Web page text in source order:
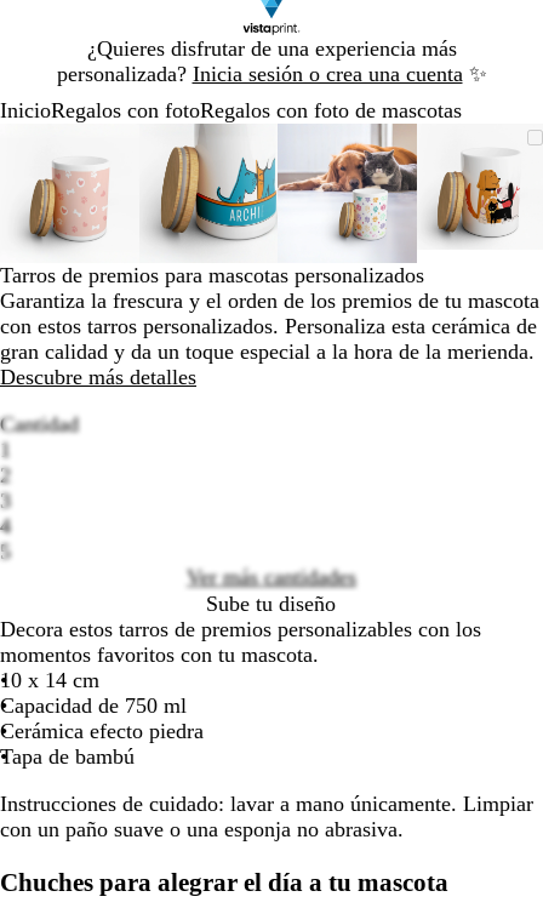
¿Quieres disfrutar de una experiencia más
personalizada? Inicia sesión o crea una cuenta ✨
1
InicioRegalos con fotoRegalos con foto de mascotas
ampliable
hasta
mínimo
clic
para
expandir
las
teclas
de
más
y
menos
para
ampliar
y
alejar
y
las
ampliable
hasta
mínimo
para
expandir
las
teclas
de
más
y
menos
para
ampliar
y
la
imagen
ampliable
hasta
mínimo
clic
para
expandir
las
teclas
de
más
menos
para
ampliar
y
la
imagen
Imagen
hasta
clic
para
Utiliza
las
teclas
de
más
para
y
Tarros de premios para mascotas personalizados
Garantiza la frescura y el orden de los premios de tu mascota
con estos tarros personalizados. Personaliza esta cerámica de
gran calidad y da un toque especial a la hora de la merienda.
Descubre más detalles
Cantidad
1
2
3
4
5
Ver más cantidades
Sube tu diseño
Decora estos tarros de premios personalizables con los
momentos favoritos con tu mascota.
10 x 14 cm
Capacidad de 750 ml
Cerámica efecto piedra
Tapa de bambú
Instrucciones de cuidado: lavar a mano únicamente. Limpiar
con un paño suave o una esponja no abrasiva.
Chuches para alegrar el día a tu mascota